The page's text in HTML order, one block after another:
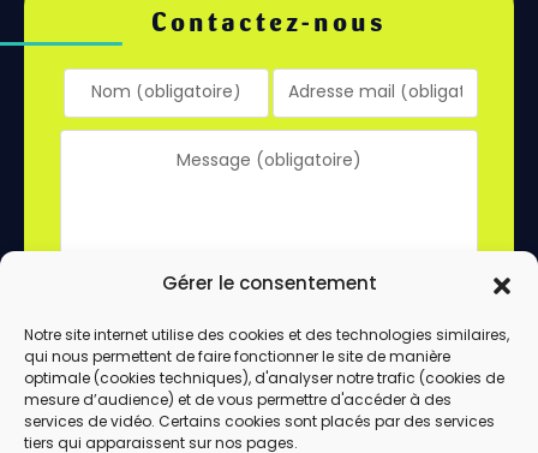
Gérer le consentement
Notre site internet utilise des cookies et des technologies similaires,
qui nous permettent de faire fonctionner le site de manière
optimale (cookies techniques), d'analyser notre trafic (cookies de
mesure d’audience) et de vous permettre d'accéder à des
services de vidéo. Certains cookies sont placés par des services
tiers qui apparaissent sur nos pages.
Contactez-nous
En utilisant ce formulaire, vous acceptez le
stockage et le traitement de vos données
par ce site.